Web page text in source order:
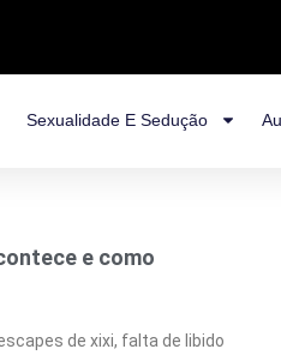
Sexualidade E Sedução
e como
de xixi, falta de libido